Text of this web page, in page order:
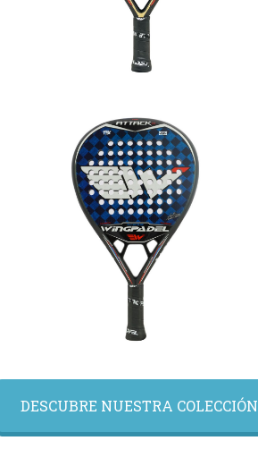
Wingpadel Air
Attack 3.0
DESCUBRE NUESTRA COLECCIÓN